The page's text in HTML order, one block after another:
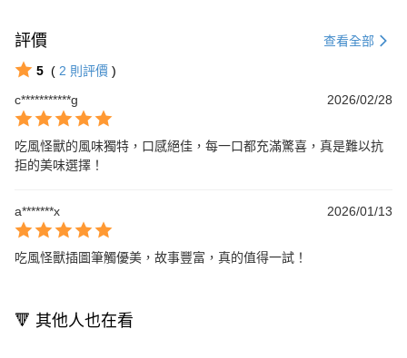
評價 查看全部
5 ( 2 則評價 )
c***********g
2026/02/28
吃風怪獸的風味獨特，口感絕佳，每一口都充滿驚喜，真是難以抗
拒的美味選擇！
a*******x 2026/01/13
吃風怪獸插圖筆觸優美，故事豐富，真的值得一試！
🔻 其他人也在看